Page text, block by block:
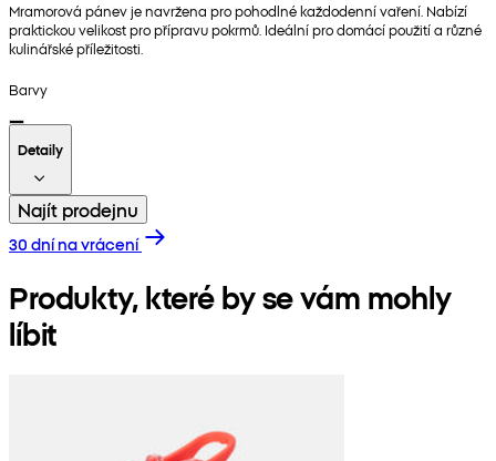
Mramorová pánev je navržena pro pohodlné každodenní vaření. Nabízí
praktickou velikost pro přípravu pokrmů. Ideální pro domácí použití a různé
kulinářské příležitosti.
Barvy
Detaily
Najít prodejnu
30 dní na vrácení
Produkty, které by se vám mohly
líbit